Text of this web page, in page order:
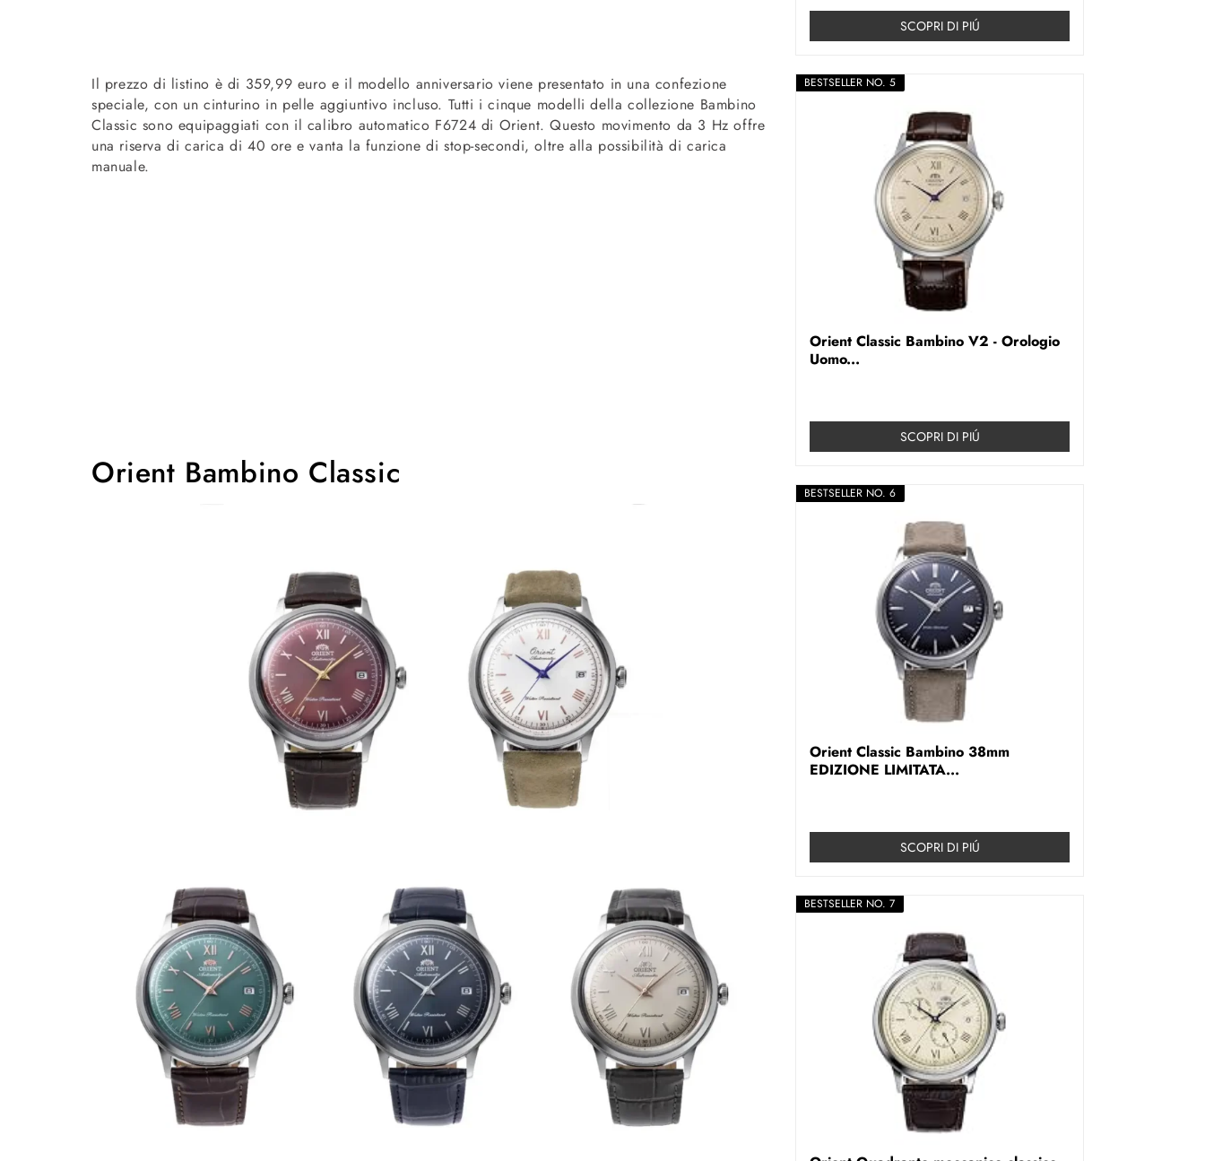
Il prezzo di listino è di 359,99 euro e il modello anniversario viene presentato in una confezione
speciale, con un cinturino in pelle aggiuntivo incluso. Tutti i cinque modelli della collezione Bambino
Classic sono equipaggiati con il calibro automatico F6724 di Orient. Questo movimento da 3 Hz offre
una riserva di carica di 40 ore e vanta la funzione di stop-secondi, oltre alla possibilità di carica
manuale.
Orient Bambino Classic
SCOPRI DI PIÚ
BESTSELLER NO. 5
Orient Classic Bambino V2 - Orologio
Uomo...
SCOPRI DI PIÚ
BESTSELLER NO. 6
Orient Classic Bambino 38mm
EDIZIONE LIMITATA...
SCOPRI DI PIÚ
BESTSELLER NO. 7